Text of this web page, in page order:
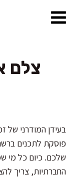
צלם
בעידן המודרני של
פוסקת לתכנים
שלכם. כיום כל מי
החברתיות, צריך